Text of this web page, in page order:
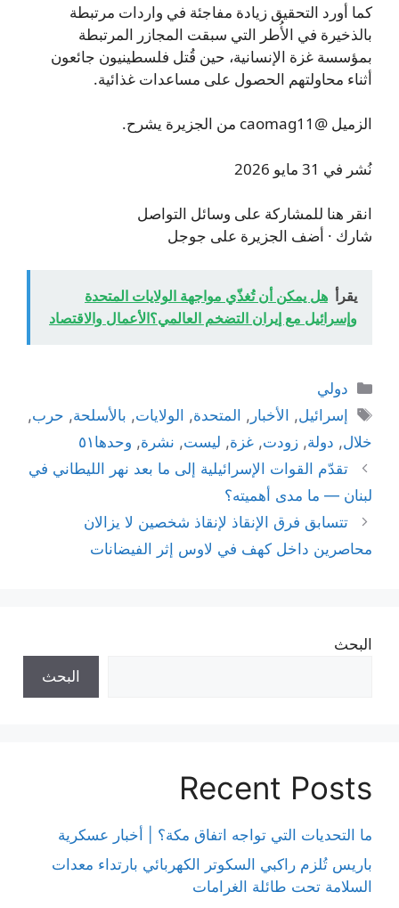
كما أورد التحقيق زيادة مفاجئة في واردات مرتبطة
بالذخيرة في الأُطر التي سبقت المجازر المرتبطة
بمؤسسة غزة الإنسانية، حين قُتل فلسطينيون جائعون
أثناء محاولتهم الحصول على مساعدات غذائية.
الزميل @caomag11 من الجزيرة يشرح.
نُشر في 31 مايو 2026
انقر هنا للمشاركة على وسائل التواصل
شارك · أضف الجزيرة على جوجل
يقرأ هل يمكن أن تُغذّي مواجهة الولايات المتحدة
وإسرائيل مع إيران التضخم العالمي؟الأعمال والاقتصاد
التصنيفات
دولي
الوسوم
إسرائيل, الأخبار , المتحدة, الولايات, بالأسلحة, حرب,
خلال, دولة, زودت, غزة, ليست, نشرة, وحدها٥١
تقدّم القوات الإسرائيلية إلى ما بعد نهر الليطاني في
لبنان — ما مدى أهميته؟
تتسابق فرق الإنقاذ لإنقاذ شخصين لا يزالان
محاصرين داخل كهف في لاوس إثر الفيضانات
البحث
البحث
Recent Posts
ما التحديات التي تواجه اتفاق مكة؟ | أخبار عسكرية
باريس تُلزم راكبي السكوتر الكهربائي بارتداء معدات
السلامة تحت طائلة الغرامات